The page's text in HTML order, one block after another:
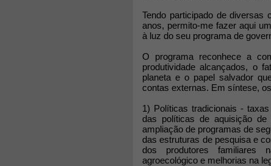
Tendo participado de
anos, permito-me fazer aqui
à luz do seu programa de
O programa reconhece a
produtividade alcançados, o
planeta e o papel salvador
contas externas. Em síntese,
1) Políticas tradicionais -
das políticas de aquisição de
ampliação de programas de
das estruturas de pesquisa e
dos produtores familiares
agroecológico e melhorias na